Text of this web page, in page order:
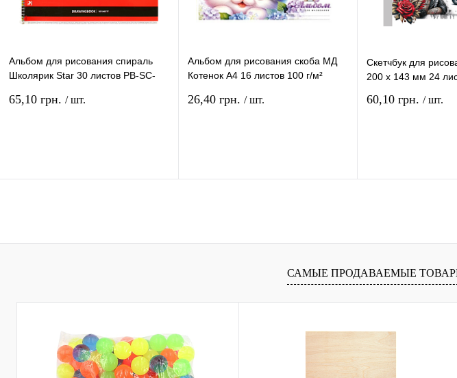
Альбом для рисования спираль
Школярик Star 30 листов PB-SC-
65,10 грн. / шт.
Альбом для рисования скоба МД
Котенок А4 16 листов 100 г/м²
26,40 грн. / шт.
Скетчбук для
200 х 143 мм 24
60,10 грн. / шт.
САМЫЕ ПРОДАВАЕМЫЕ